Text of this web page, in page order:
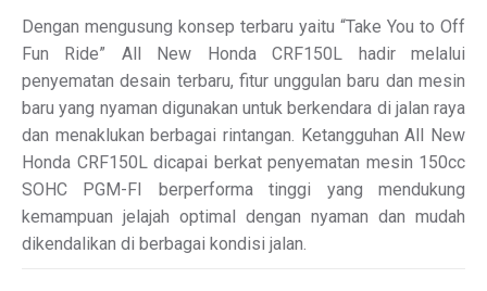
Dengan mengusung konsep terbaru yaitu “Take You to Off
Fun Ride” All New Honda CRF150L hadir melalui
penyematan desain terbaru, fitur unggulan baru dan mesin
baru yang nyaman digunakan untuk berkendara di jalan raya
dan menaklukan berbagai rintangan. Ketangguhan All New
Honda CRF150L dicapai berkat penyematan mesin 150cc
SOHC PGM-FI berperforma tinggi yang mendukung
kemampuan jelajah optimal dengan nyaman dan mudah
dikendalikan di berbagai kondisi jalan.